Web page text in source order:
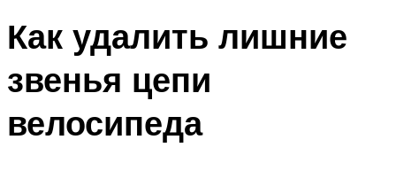
Как удалить лишние
звенья цепи
велосипеда